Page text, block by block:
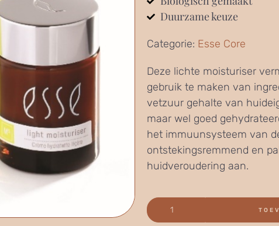
Duurzame keuze
Categorie: Esse Core
Deze lichte moisturiser
gebruik te maken van
vetzuur gehalte van
maar wel goed
het immuunsysteem van
ontstekingsremmend en
huidveroudering aan.